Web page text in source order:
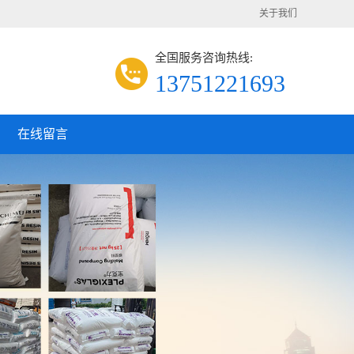
关于我们
全国服务咨询热线:
13751221693
在线留言